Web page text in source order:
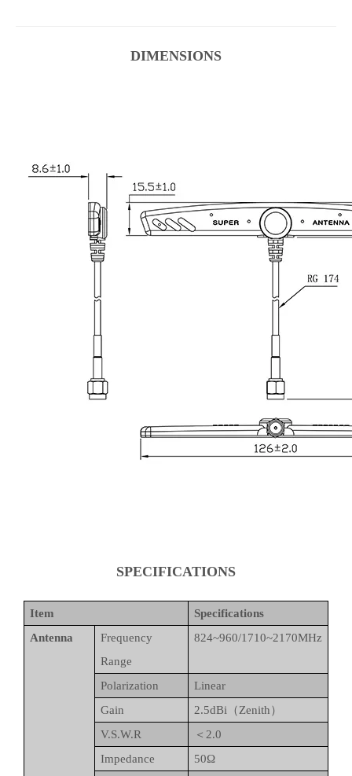
DIMENSIONS
SPECIFICATIONS
Item
Specifications
Antenna
Frequency
Range
824~960/1710~2170MHz
Polarization
Linear
Gain
2.5dBi（Zenith）
V.S.W.R
＜2.0
Impedance
50Ω